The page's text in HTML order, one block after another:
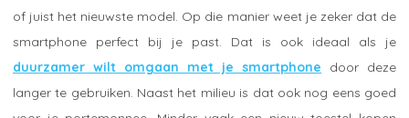
of juist het nieuwste model. Op die manier weet je zeker dat de
smartphone perfect bij je past. Dat is ook ideaal als je
duurzamer wilt omgaan met je smartphone door deze
langer te gebruiken. Naast het milieu is dat ook nog eens goed